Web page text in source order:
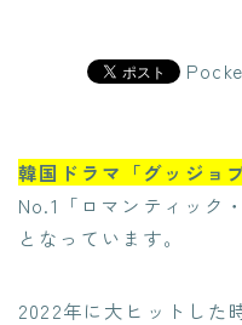
韓国ドラマ「グッジョブ
No.1「ロマンティック
となっています。
2022年に大ヒットした